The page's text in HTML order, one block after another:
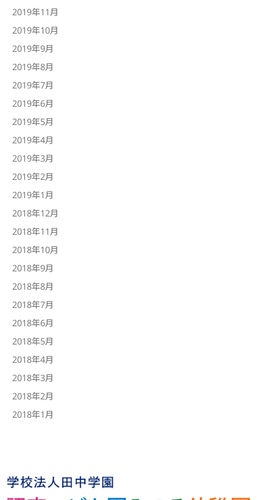
2019年11月
2019年10月
2019年9月
2019年8月
2019年7月
2019年6月
2019年5月
2019年4月
2019年3月
2019年2月
2019年1月
2018年12月
2018年11月
2018年10月
2018年9月
2018年8月
2018年7月
2018年6月
2018年5月
2018年4月
2018年3月
2018年2月
2018年1月